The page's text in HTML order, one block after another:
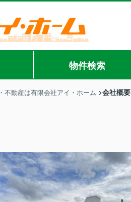
物件検索
不動産は有限会社アイ・ホーム 会社概要